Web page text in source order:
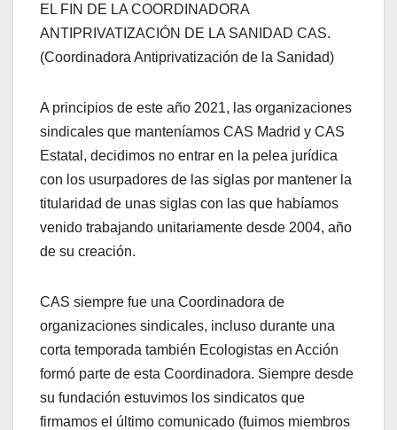
EL FIN DE LA COORDINADORA
ANTIPRIVATIZACIÓN DE LA SANIDAD CAS.
(Coordinadora Antiprivatización de la Sanidad)
A principios de este año 2021, las organizaciones
sindicales que manteníamos CAS Madrid y CAS
Estatal, decidimos no entrar en la pelea jurídica
con los usurpadores de las siglas por mantener la
titularidad de unas siglas con las que habíamos
venido trabajando unitariamente desde 2004, año
de su creación.
CAS siempre fue una Coordinadora de
organizaciones sindicales, incluso durante una
corta temporada también Ecologistas en Acción
formó parte de esta Coordinadora. Siempre desde
su fundación estuvimos los sindicatos que
firmamos el último comunicado (fuimos miembros